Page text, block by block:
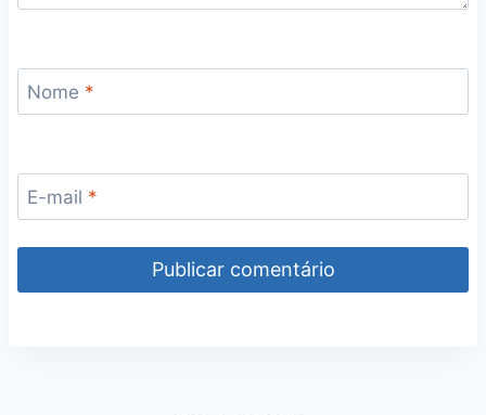
Nome *
E-mail *